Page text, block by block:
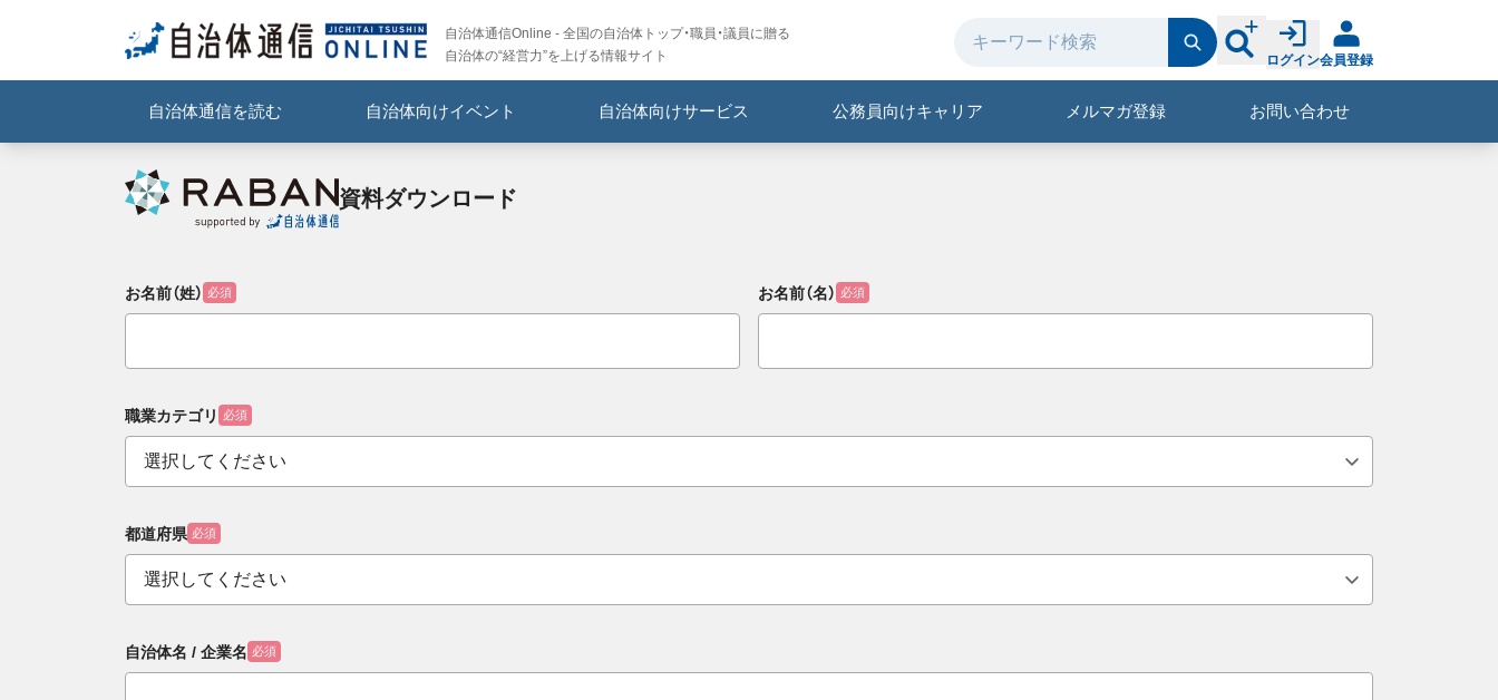
自治体通信Online - 全国の自治体トップ・職員・議員に贈る
自治体の“経営力”を上げる情報サイト
ログイン会員登録
自治体通信を読む 自治体向けイベント 自治体向けサービス 公務員向けキャリア メルマガ登録 お問い合わせ
資料ダウンロード
お名前（姓） 必須 お名前（名） 必須
職業カテゴリ 必須
都道府県 必須
自治体名 / 企業名 必須